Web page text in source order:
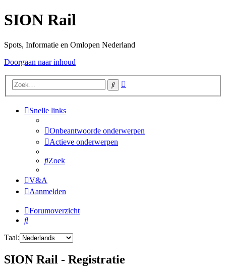
SION Rail
Spots, Informatie en Omlopen Nederland
Doorgaan naar inhoud
Zoek
Snelle links
Onbeantwoorde onderwerpen
Actieve onderwerpen
Zoek
V&A
Aanmelden
Forumoverzicht
Zoek
Taal:
SION Rail - Registratie